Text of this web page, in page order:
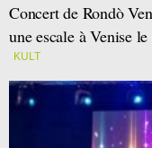
Concert de Rondò
une escale à Venise
KULT